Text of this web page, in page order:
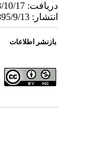
انتشار: 1395/9/13
بازنشر اطلاعات